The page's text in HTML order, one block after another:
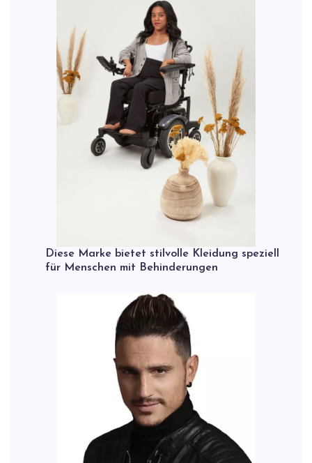
Diese Marke bietet stilvolle Kleidung speziell
für Menschen mit Behinderungen